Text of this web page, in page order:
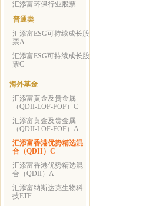
汇添富环保行业股票
普通类
汇添富ESG可持续成长股
票A
汇添富ESG可持续成长股
票C
海外基金
汇添富黄金及贵金属
（QDII-LOF-FOF）C
汇添富黄金及贵金属
（QDII-LOF-FOF）A
汇添富香港优势精选混
合（QDII）C
汇添富香港优势精选混
合（QDII）A
汇添富纳斯达克生物科
技ETF